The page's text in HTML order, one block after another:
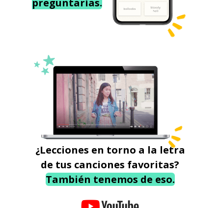
¿Lecciones en torno a la letra
de tus canciones favoritas?
También tenemos de eso.